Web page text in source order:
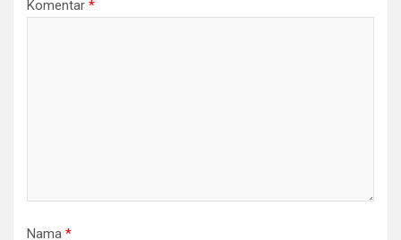
Komentar *
Nama *